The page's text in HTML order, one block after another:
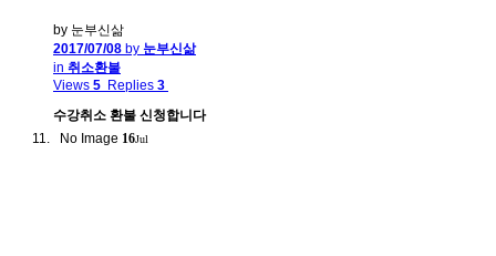
by 눈부신삶
2017/07/08 by 눈부신삶
in 취소환불
Views 5 Replies 3
수강취소 환불 신청합니다
No Image 16Jul